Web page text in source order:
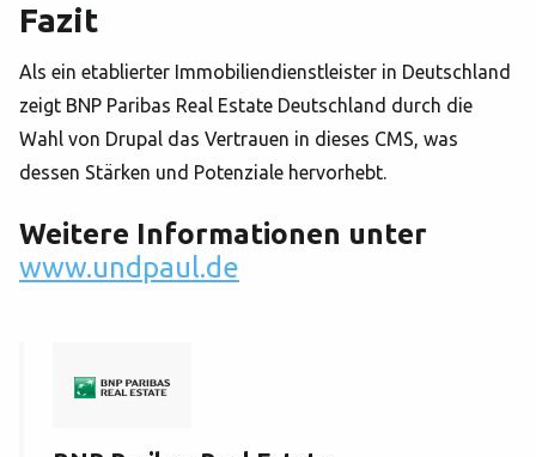
Fazit
Als ein etablierter Immobiliendienstleister in Deutschland
zeigt BNP Paribas Real Estate Deutschland durch die
Wahl von Drupal das Vertrauen in dieses CMS, was
dessen Stärken und Potenziale hervorhebt.
Weitere Informationen unter
www.undpaul.de